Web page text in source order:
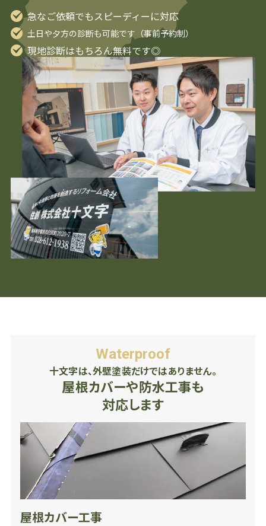
急なご依頼でもスピーディーに対応
土日や夕方の診断も可能です（事前予約制）
現地診断はもちろん無料です◎
Waterproof
十文字は、外壁塗装だけではありません。
屋根カバーや防水工事も
対応します
屋根カバー工事